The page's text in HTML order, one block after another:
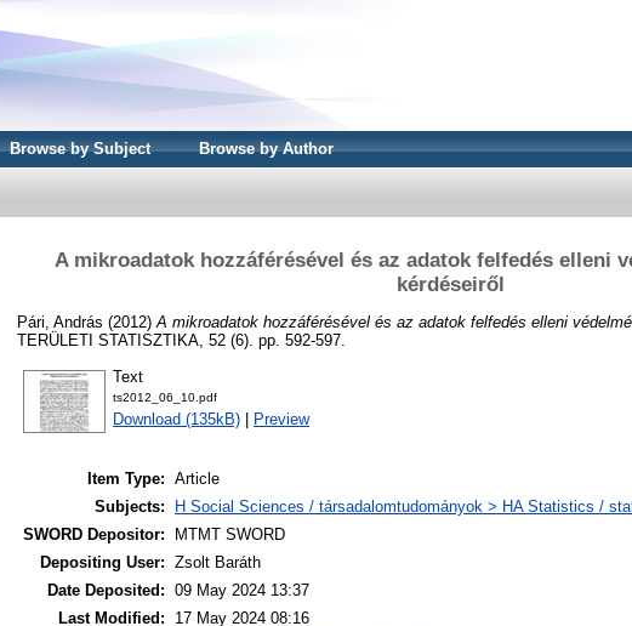
Browse by Subject Browse by Author
A mikroadatok hozzáférésével és az adatok felfedés elleni
kérdéseiről
Pári, András (2012) A mikroadatok hozzáférésével és az adatok felfedés elleni
TERÜLETI STATISZTIKA, 52 (6). pp. 592-597.
Text
ts2012_06_10.pdf
Download (135kB) Preview
Item Type: Article
Subjects:
H Social Sciences / társadalomtudományok > HA Statistics /
SWORD Depositor:
MTMT SWORD
Depositing User: Zsolt Baráth
Date Deposited: 09 May 2024 13:37
Last Modified:
17 May 2024 08:16